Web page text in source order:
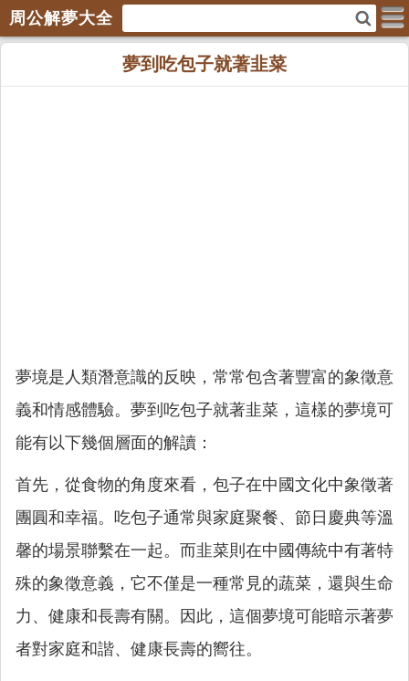
周公解夢大全
夢到吃包子就著韭菜
夢境是人類潛意識的反映，常常包含著豐富的象徵意
義和情感體驗。夢到吃包子就著韭菜，這樣的夢境可
能有以下幾個層面的解讀：
首先，從食物的角度來看，包子在中國文化中象徵著
團圓和幸福。吃包子通常與家庭聚餐、節日慶典等溫
馨的場景聯繫在一起。而韭菜則在中國傳統中有著特
殊的象徵意義，它不僅是一種常見的蔬菜，還與生命
力、健康和長壽有關。因此，這個夢境可能暗示著夢
者對家庭和諧、健康長壽的嚮往。